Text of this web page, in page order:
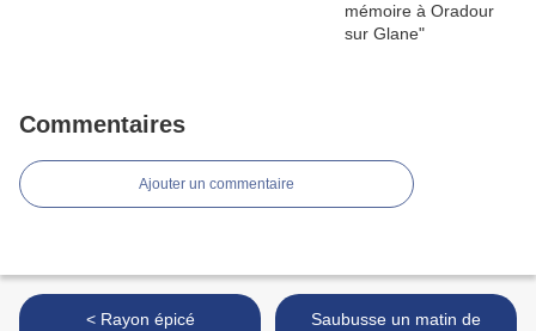
Commentaires
Ajouter un commentaire
< Rayon épicé
Saubusse un matin de